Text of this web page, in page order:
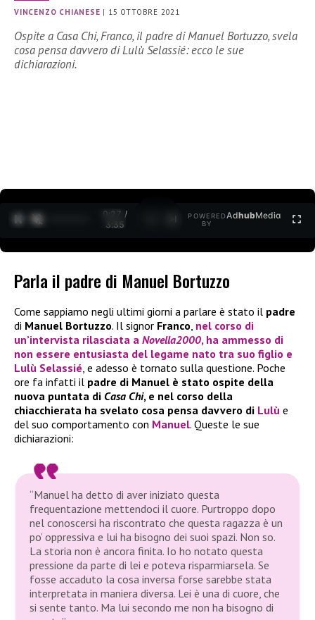
VINCENZO CHIANESE | 15 OTTOBRE 2021
Ospite a Casa Chi, Franco, il padre di Manuel Bortuzzo, svela
cosa pensa davvero di Lulù Selassié: ecco le sue
dichiarazioni.
0:27 /
3:35
POWERED
BY
AdhubMedia
Parla il padre di Manuel Bortuzzo
Come sappiamo negli ultimi giorni a parlare è stato il padre
di Manuel Bortuzzo. Il signor Franco, nel corso di
un’intervista rilasciata a Novella2000, ha ammesso di
non essere entusiasta del legame nato tra suo figlio e
Lulù Selassié, e adesso è tornato sulla questione. Poche
ore fa infatti il padre di Manuel è stato ospite della
nuova puntata di Casa Chi, e nel corso della
chiacchierata ha svelato cosa pensa davvero di Lulù e
del suo comportamento con Manuel. Queste le sue
dichiarazioni:
“Manuel ha detto di aver iniziato questa
frequentazione mettendoci il cuore. Purtroppo dopo
nel conoscersi ha riscontrato che questa ragazza è un
po’ oppressiva e lui ha bisogno dei suoi spazi. Non so.
La storia non è ancora finita. Io ho notato questa
pressione da parte di lei e poteva risparmiarsela. Se
fosse accaduto la cosa inversa forse sarebbe stata
interpretata in maniera diversa. Lei è una di cuore, che
si sente tanto. Ma lui secondo me non ha bisogno di